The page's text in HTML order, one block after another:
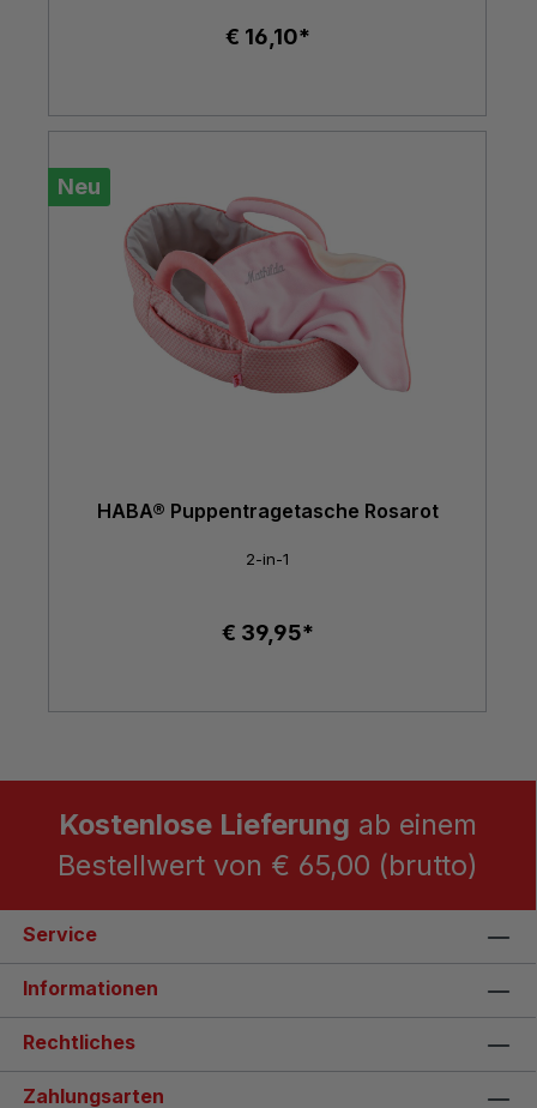
€ 16,10*
Neu
HABA® Puppentragetasche Rosarot
2-in-1
€ 39,95*
Kostenlose Lieferung ab einem
Bestellwert von € 65,00 (brutto)
Service
Informationen
Rechtliches
Zahlungsarten